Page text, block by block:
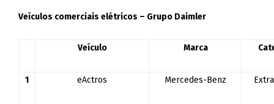
Veículos comerciais elétricos – Grupo Daimler
Veículo Marca
1 eActros Mercedes-Benz